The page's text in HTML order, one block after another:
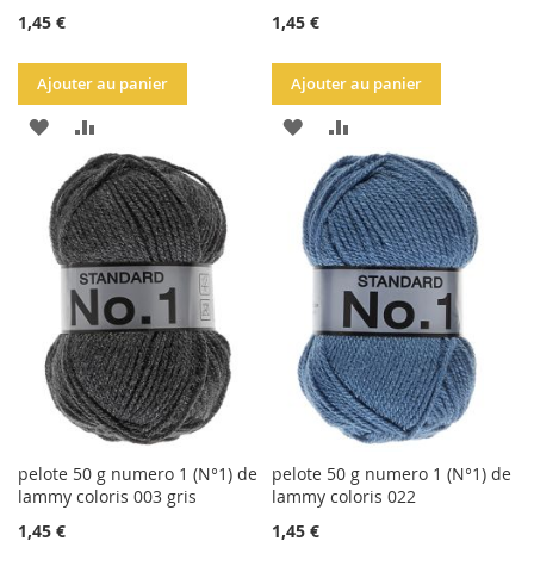
1,45 €
Ajouter au panier
AJOUTER
LA
LISTE
D'ACHATS
AU
COMPARATEUR
1,45 €
Ajouter au panier
AJOUTER
LA
LISTE
D'ACHATS
AU
COMPARATEUR
pelote 50 g numero 1 (N°1) de
lammy coloris 003 gris
1,45 €
pelote 50 g numero 1 (N°1) de
lammy coloris 022
1,45 €